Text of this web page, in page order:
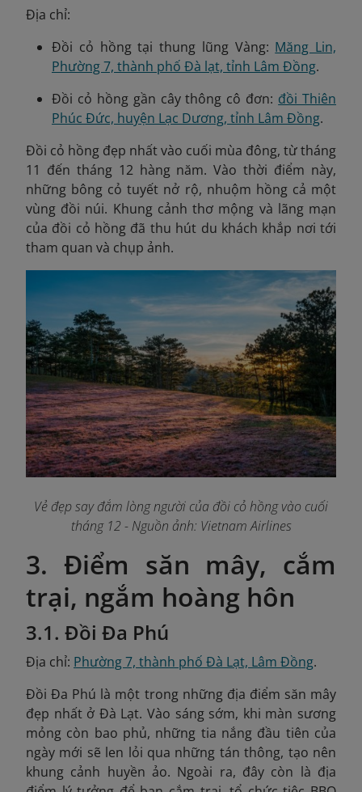
Địa chỉ:
Đồi cỏ hồng tại thung lũng Vàng: Măng Lin,
Phường 7, thành phố Đà lạt, tỉnh Lâm Đồng.
Đồi cỏ hồng gần cây thông cô đơn: đồi Thiên
Phúc Đức, huyện Lạc Dương, tỉnh Lâm Đồng.
Đồi cỏ hồng đẹp nhất vào cuối mùa đông, từ tháng
11 đến tháng 12 hàng năm. Vào thời điểm này,
những bông cỏ tuyết nở rộ, nhuộm hồng cả một
vùng đồi núi. Khung cảnh thơ mộng và lãng mạn
của đồi cỏ hồng đã thu hút du khách khắp nơi tới
tham quan và chụp ảnh.
Vẻ đẹp say đắm lòng người của đồi cỏ hồng vào cuối
tháng 12 - Nguồn ảnh: Vietnam Airlines
3. Điểm săn mây, cắm
trại, ngắm hoàng hôn
3.1. Đồi Đa Phú
Địa chỉ: Phường 7, thành phố Đà Lạt, Lâm Đồng.
Đồi Đa Phú là một trong những địa điểm săn mây
đẹp nhất ở Đà Lạt. Vào sáng sớm, khi màn sương
mỏng còn bao phủ, những tia nắng đầu tiên của
ngày mới sẽ len lỏi qua những tán thông, tạo nên
khung cảnh huyền ảo. Ngoài ra, đây còn là địa